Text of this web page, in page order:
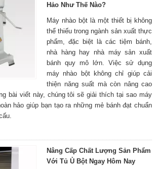
Hảo Như Thế Nào?
Máy nhào bột là một thiết bị không
thể thiếu trong ngành sản xuất thực
phẩm, đặc biệt là các tiệm bánh,
nhà hàng hay nhà máy sản xuất
bánh quy mô lớn. Việc sử dụng
máy nhào bột không chỉ giúp cải
thiện năng suất mà còn nâng cao
bài viết này, chúng tôi sẽ giải thích tại sao máy
hảo giúp bạn tạo ra những mẻ bánh đạt chuẩn
Nâng Cấp Chất Lượng Sản Phẩm
Với Tủ Ủ Bột Ngay Hôm Nay